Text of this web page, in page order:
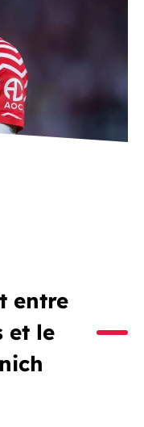
entre
et le